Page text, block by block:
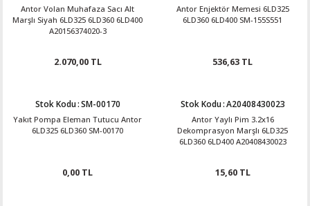
Antor Volan Muhafaza Sacı Alt
Marşlı Siyah 6LD325 6LD360 6LD400
A20156374020-3
2.070,00 TL
Antor Enjektör Memesi 6LD325
6LD360 6LD400 SM-155S551
536,63 TL
Stok Kodu:SM-00170
Yakıt Pompa Eleman Tutucu Antor
6LD325 6LD360 SM-00170
0,00 TL
Stok Kodu:A20408430023
Antor Yaylı Pim 3.2x16
Dekomprasyon Marşlı 6LD325
6LD360 6LD400 A20408430023
15,60 TL